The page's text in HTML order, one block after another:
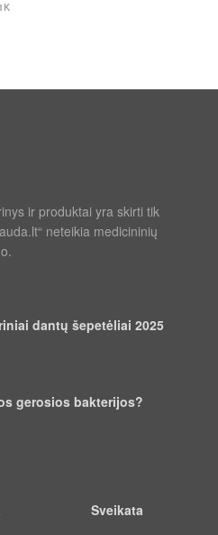
ir produktai yra skirti tik
neteikia medicininių
dantų šepetėliai 2025
gerosios bakterijos?
Sveikata